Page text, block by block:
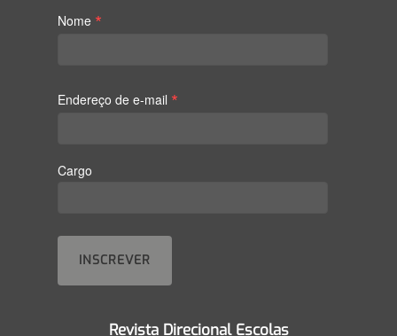
Nome *
Endereço de e-mail *
Cargo
Revista Direcional Escolas